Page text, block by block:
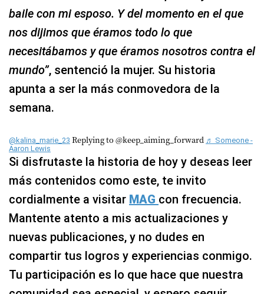
baile con mi esposo. Y del momento en el que
nos dijimos que éramos todo lo que
necesitábamos y que éramos nosotros contra el
mundo”, sentenció la mujer. Su historia
apunta a ser la más conmovedora de la
semana.
@kalina_marie_23 Replying to @keep_aiming_forward ♬ Someone -
Aaron Lewis
Si disfrutaste la historia de hoy y deseas leer
más contenidos como este, te invito
cordialmente a visitar MAG con frecuencia.
Mantente atento a mis actualizaciones y
nuevas publicaciones, y no dudes en
compartir tus logros y experiencias conmigo.
Tu participación es lo que hace que nuestra